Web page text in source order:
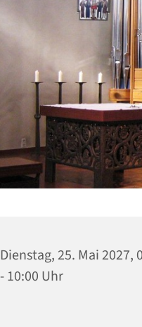
Dienstag, 25. Mai 2027,
- 10:00 Uhr